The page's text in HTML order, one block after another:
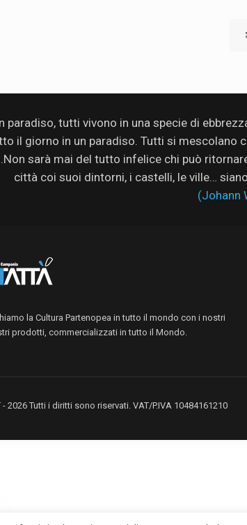
paradiso, tutti vivono in una specie di
il giorno in un paradiso. Tutti si mescolano
sarà mai del tutto infelice chi può
città coi suoi dintorni, i castelli, le ville…
(Johann
la Cultura Partenopea in tutto il mondo con i nostri
prodotti, commercializzati in tutto il Mondo.
2026 Tutti i diritti sono riservati. VAT/P.IVA 10484161210